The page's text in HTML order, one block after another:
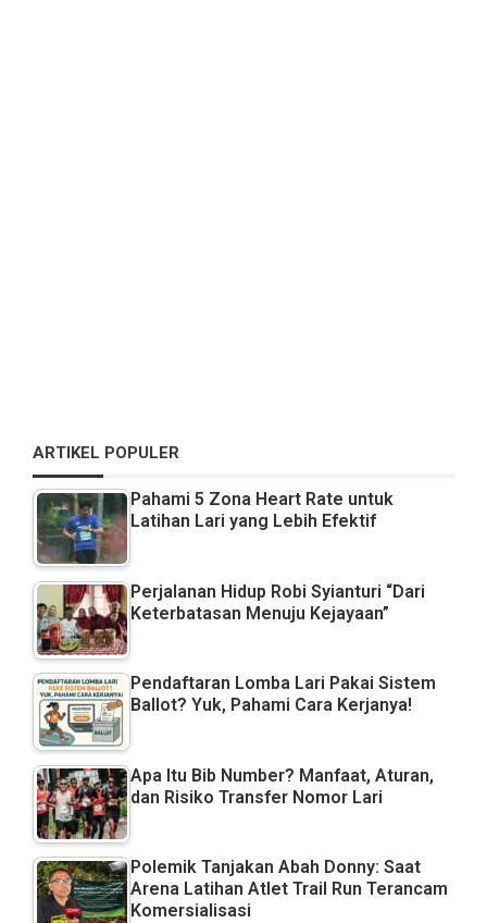
ARTIKEL POPULER
Pahami 5 Zona Heart Rate untuk
Latihan Lari yang Lebih Efektif
Perjalanan Hidup Robi Syianturi “Dari
Keterbatasan Menuju Kejayaan”
Pendaftaran Lomba Lari Pakai Sistem
Ballot? Yuk, Pahami Cara Kerjanya!
Apa Itu Bib Number? Manfaat, Aturan,
dan Risiko Transfer Nomor Lari
Polemik Tanjakan Abah Donny: Saat
Arena Latihan Atlet Trail Run Terancam
Komersialisasi